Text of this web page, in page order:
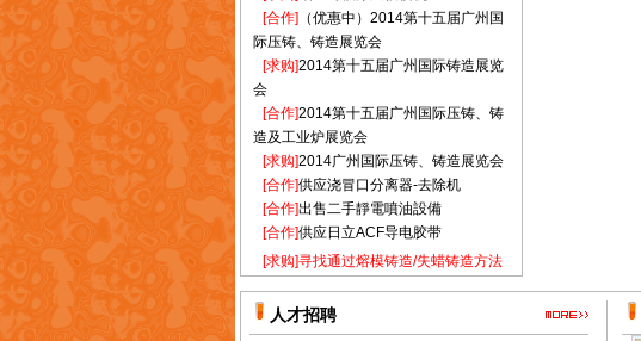
鸿记金属制品厂
积架石油化工有限公司
金晖电镀厂有限公司
金田电热科技有限公司
麒华行有限公司
联德机械有限公司
力丰精密机床有限公司
联弘实业有限公司
联泰橡胶制品厂
陆氏钮扣工业有限公司
(龙记集团)龙记五金有限公司
[合作] （优惠中）2014第十五届广州国
际压铸、铸造展览会
[求购]2014第十五届广州国际铸造展览
会
[合作]2014第十五届广州国际压铸、铸
造及工业炉展览会
[求购]2014广州国际压铸、铸造展览会
[合作]供应浇冒口分离器-去除机
[合作]出售二手靜電噴油設備
[合作]供应日立ACF导电胶带
[求购]寻找通过熔模铸造/失蜡铸造方法
生产不锈钢安装平台的供应商
[求购]
[求助] 求购中港汽车牌照
人才招聘